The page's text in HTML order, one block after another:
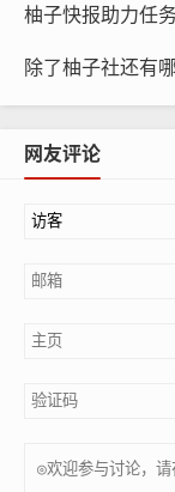
除了柚子社还有
网友评论